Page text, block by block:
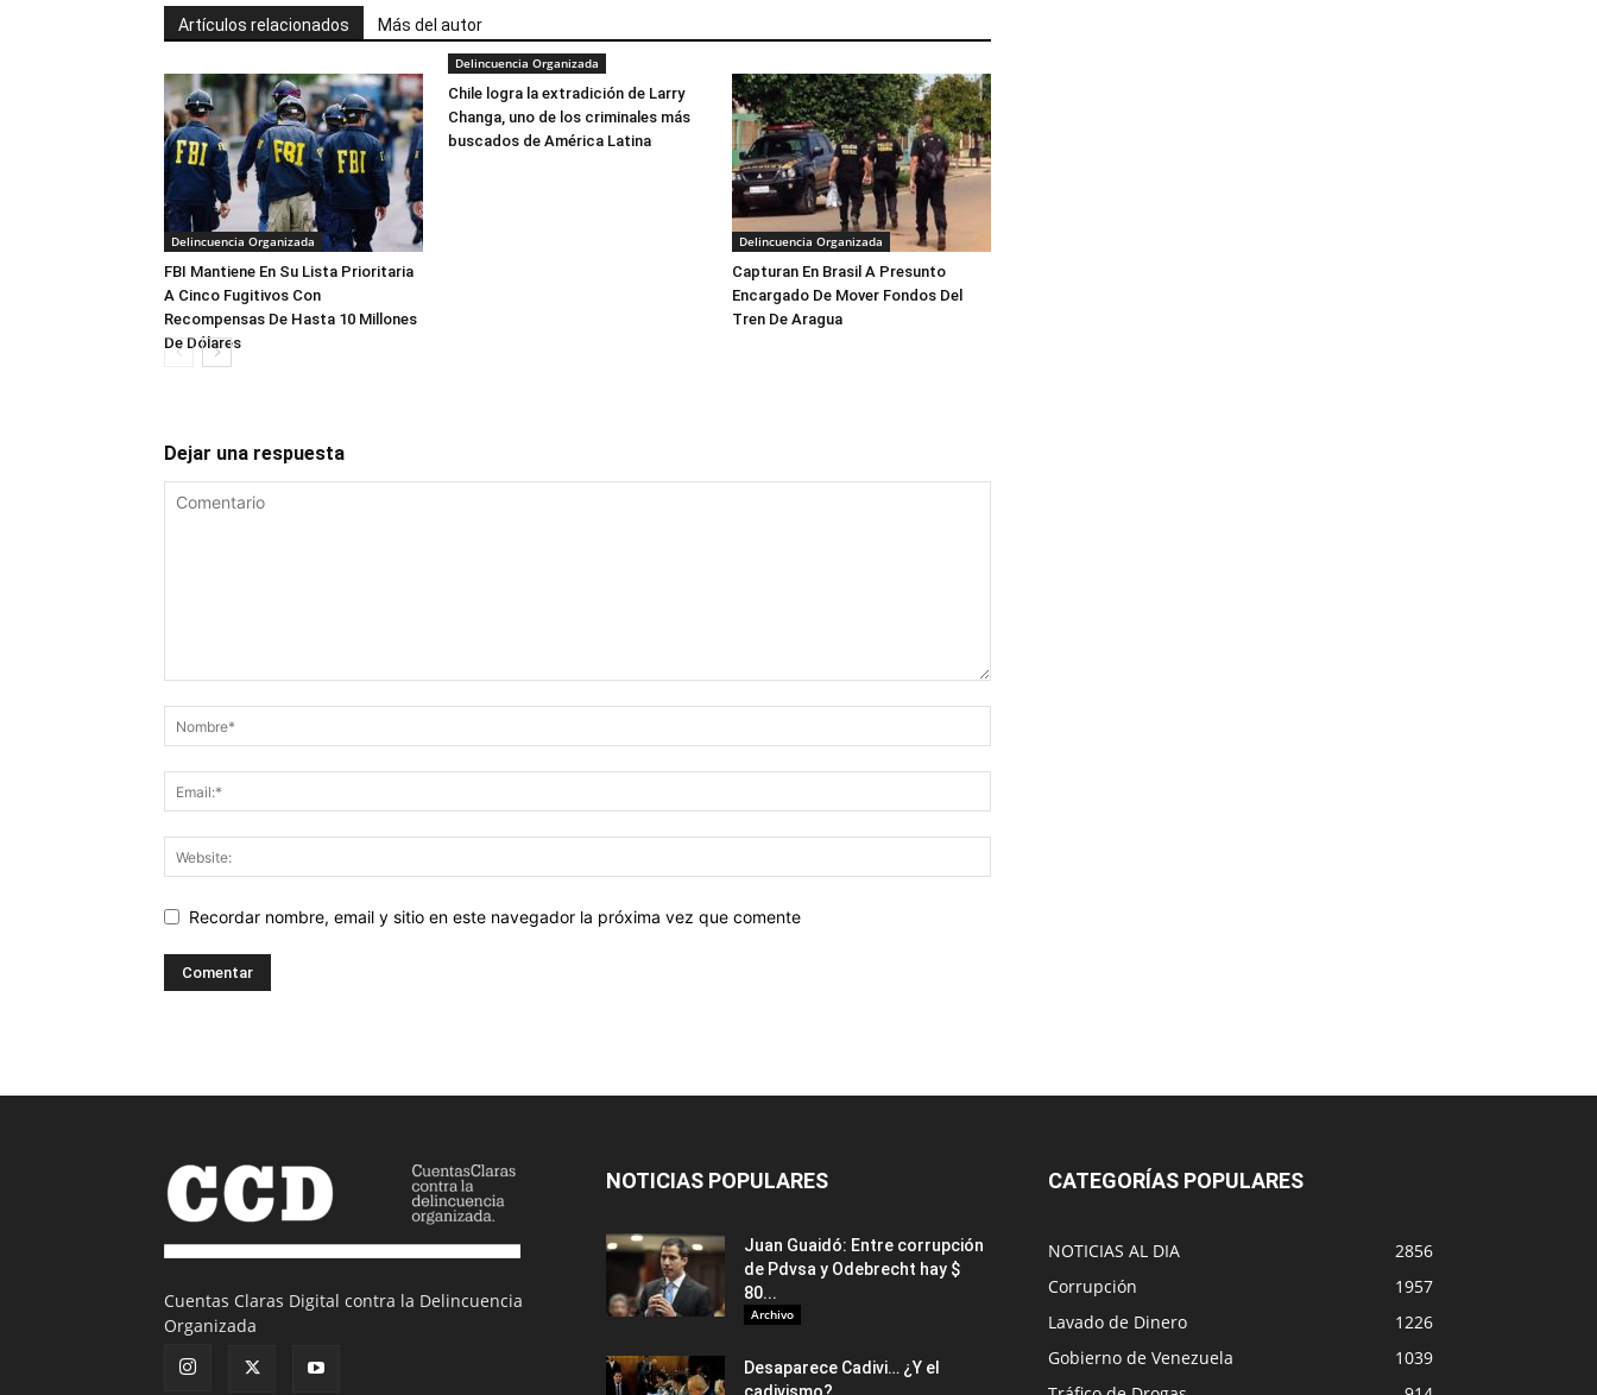
Artículos relacionados Más del autor
Delincuencia Organizada
FBI Mantiene En Su Lista Prioritaria
A Cinco Fugitivos Con
Recompensas De Hasta 10 Millones
De Dólares
Delincuencia Organizada
Chile logra la extradición de Larry
Changa, uno de los criminales más
buscados de América Latina
Delincuencia Organizada
Capturan En Brasil A Presunto
Encargado De Mover Fondos Del
Tren De Aragua
Dejar una respuesta
Recordar nombre, email y sitio en este navegador la próxima vez que comente
Cuentas Claras Digital contra la Delincuencia
Organizada
NOTICIAS POPULARES
Juan Guaidó: Entre corrupción
de Pdvsa y Odebrecht hay $
80...
Archivo
Desaparece Cadivi… ¿Y el
cadivismo?
CATEGORÍAS POPULARES
NOTICIAS AL DIA
2856
Corrupción
1957
Lavado de Dinero
1226
Gobierno de Venezuela
1039